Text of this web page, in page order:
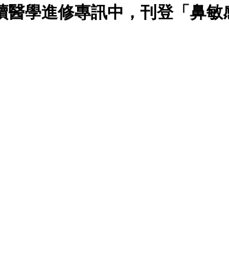
學進修專訊中，刊登「鼻敏